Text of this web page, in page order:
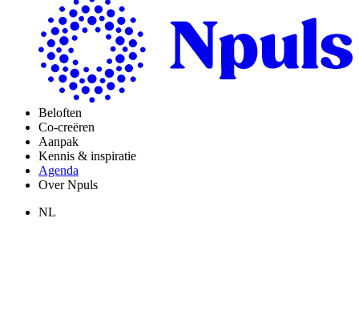
Beloften
Co-creëren
Aanpak
Kennis & inspiratie
Agenda
Over Npuls
NL